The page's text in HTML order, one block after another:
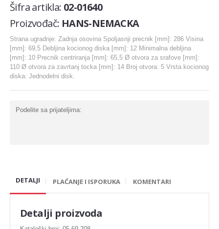
Karike
Komplet za generalnu
Ležaj radilice
Nosač motora
Šraf za glavu
DIHTUNG
Dihtung glave
Dihtung izduva
Šifra artikla: 02-01640
Proizvođač: HANS-NEMACKA
Strana ugradnje: Zadnja osovina Spoljasnji precnik [mm]: 286 Visina
[mm]: 69,5 Debljina kocionog diska [mm]: 12 Minimalna debljina
[mm]: 10 Precnik centriranja [mm]: 65,5 Ø otvora za srafove [mm]:
110 Ø otvora za zavrtanj tocka [mm]: 14 Broj otvora: 5 Vrsta kocionog
diska: Jednodelni disk.
Podelite sa prijateljima:
DETALJI PLAĆANJE I ISPORUKA KOMENTARI
Detalji proizvoda